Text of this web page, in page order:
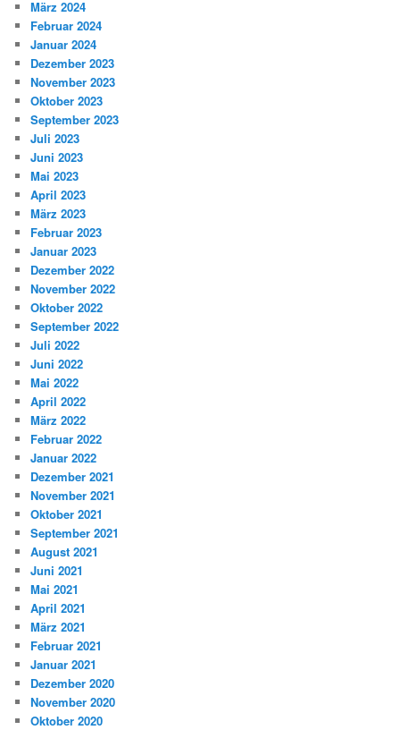
März 2024
Februar 2024
Januar 2024
Dezember 2023
November 2023
Oktober 2023
September 2023
Juli 2023
Juni 2023
Mai 2023
April 2023
März 2023
Februar 2023
Januar 2023
Dezember 2022
November 2022
Oktober 2022
September 2022
Juli 2022
Juni 2022
Mai 2022
April 2022
März 2022
Februar 2022
Januar 2022
Dezember 2021
November 2021
Oktober 2021
September 2021
August 2021
Juni 2021
Mai 2021
April 2021
März 2021
Februar 2021
Januar 2021
Dezember 2020
November 2020
Oktober 2020